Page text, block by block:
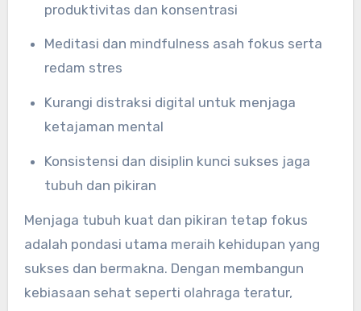
produktivitas dan konsentrasi
Meditasi dan mindfulness asah fokus serta
redam stres
Kurangi distraksi digital untuk menjaga
ketajaman mental
Konsistensi dan disiplin kunci sukses jaga
tubuh dan pikiran
Menjaga tubuh kuat dan pikiran tetap fokus
adalah pondasi utama meraih kehidupan yang
sukses dan bermakna. Dengan membangun
kebiasaan sehat seperti olahraga teratur,